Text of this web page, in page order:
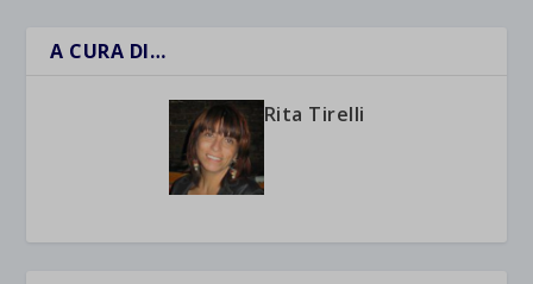
A CURA DI…
Rita Tirelli